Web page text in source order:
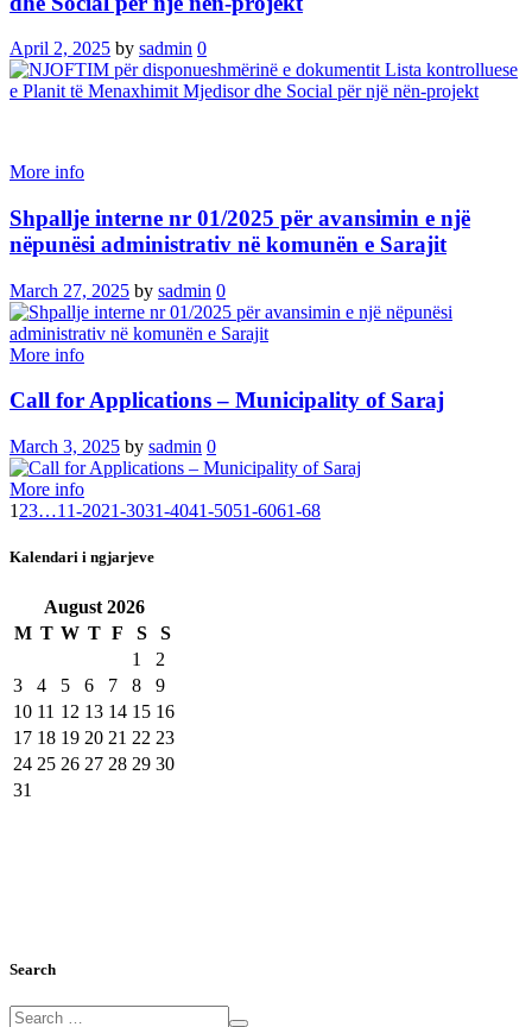
April 2, 2025 by sadmin 0
More info
Shpallje interne nr 01/2025 për avansimin e një
nëpunësi administrativ në komunën e Sarajit
March 27, 2025 by sadmin 0
More info
Call for Applications – Municipality of Saraj
March 3, 2025 by sadmin 0
More info
1 23…11-2021-3031-4041-5051-6061-68
Kalendari i ngjarjeve
August2026
M T W T F S
S
1
2
3
4 5 6 7 8
9
10 11 12 13 14 15 16
17 18 19 20 21 22 23
24 25 26 27 28 29 30
31
Search